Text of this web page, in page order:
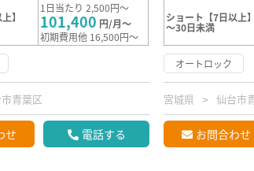
】
1日当たり 2,500円～
101,400 円/月～
初期費用他 16,500円～
青葉区
せ 電話する
ショート【7日以上】
～30日未満
オートロック
宮城県 仙台市
お問合わせ